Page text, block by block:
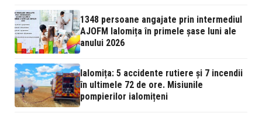
1348 persoane angajate prin intermediul
AJOFM Ialomița în primele șase luni ale
anului 2026
Ialomița: 5 accidente rutiere și 7 incendii
în ultimele 72 de ore. Misiunile
pompierilor ialomițeni